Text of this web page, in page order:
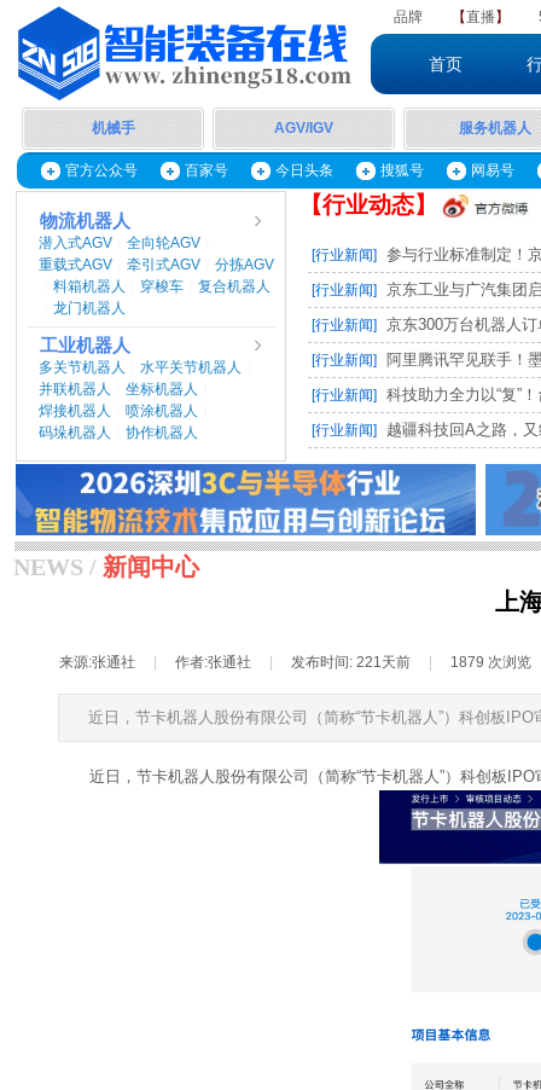
品牌 【直播】
首页
机械手 服务机器人
AGV/IGV
官方公众号 百家号 今日头条 搜狐号 网易号
【行业动态】
物流机器人
潜入式AGV 全向轮AGV
重载式AGV 牵引式AGV 分拣AGV
料箱机器人 穿梭车 复合机器人
龙门机器人
工业机器人
多关节机器人 水平关节机器人
并联机器人 坐标机器人
焊接机器人 喷涂机器人
码垛机器人 协作机器人
[行业新闻] 参与行业标准制定！
[行业新闻] 京东工业与广汽集团
[行业新闻] 京东300万台机器人
[行业新闻] 阿里腾讯罕见联手！
[行业新闻] 科技助力全力以“复”
[行业新闻] 越疆科技回A之路，
NEWS / 新闻中心
上
来源:张通社 作者:张通社 发布时间: 221天前 1879 次浏览
近日，节卡机器人股份有限公司（简称“节卡机器人”）科创板IPO
近日，节卡机器人股份有限公司（简称“节卡机器人”）科创板IPO